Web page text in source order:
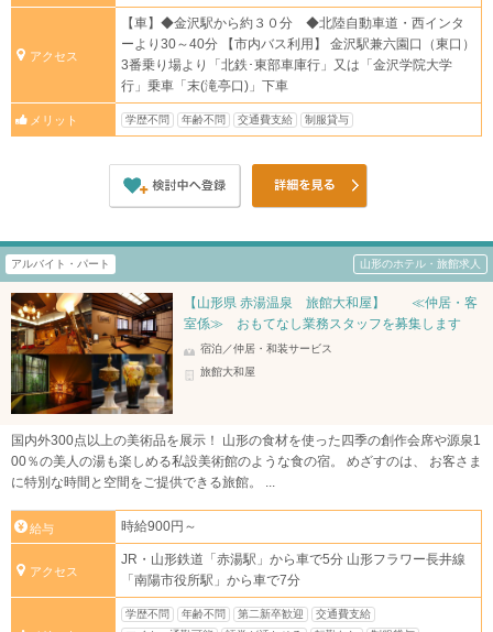
アクセス
【車】◆金沢駅から約３０分 ◆北陸自動車道・西インタ
ーより30～40分 【市内バス利用】 金沢駅兼六園口（東口）
3番乗り場より「北鉄･東部車庫行」又は「金沢学院大学
行」乗車「末(滝亭口)」下車
メリット 学歴不問 年齢不問 交通費支給 制服貸与
アルバイト・パート 山形のホテル・旅館求人
【山形県 赤湯温泉 旅館大和屋】 ≪仲居・客
室係≫ おもてなし業務スタッフを募集します
宿泊／仲居・和装サービス
旅館大和屋
国内外300点以上の美術品を展示！ 山形の食材を使った四季の創作会席や源泉1
00％の美人の湯も楽しめる私設美術館のような食の宿。 めざすのは、 お客さま
に特別な時間と空間をご提供できる旅館。 ...
給与 時給900円～
アクセス
JR・山形鉄道「赤湯駅」から車で5分 山形フラワー長井線
「南陽市役所駅」から車で7分
学歴不問 年齢不問 第二新卒歓迎
交通費支給